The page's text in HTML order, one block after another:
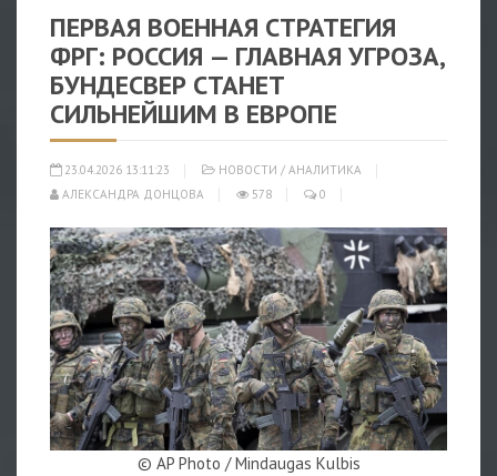
ПЕРВАЯ ВОЕННАЯ СТРАТЕГИЯ
ФРГ: РОССИЯ — ГЛАВНАЯ УГРОЗА,
БУНДЕСВЕР СТАНЕТ
СИЛЬНЕЙШИМ В ЕВРОПЕ
23.04.2026 13:11:23 НОВОСТИ / АНАЛИТИКА
АЛЕКСАНДРА ДОНЦОВА
578 0
© AP Photo / Mindaugas Kulbis